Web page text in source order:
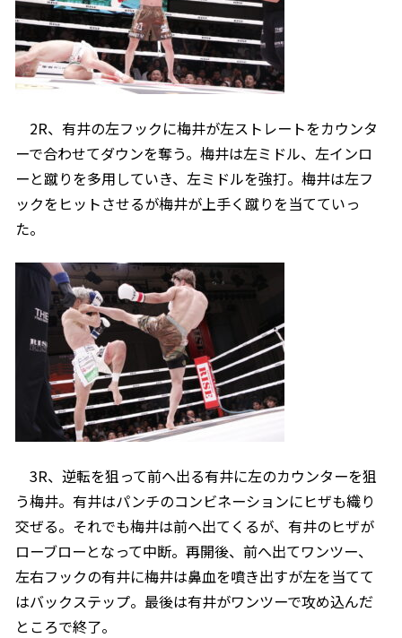
2R、有井の左フックに梅井が左ストレートをカウンタ
ーで合わせてダウンを奪う。梅井は左ミドル、左インロ
ーと蹴りを多用していき、左ミドルを強打。梅井は左フ
ックをヒットさせるが梅井が上手く蹴りを当てていっ
た。
3R、逆転を狙って前へ出る有井に左のカウンターを狙
う梅井。有井はパンチのコンビネーションにヒザも織り
交ぜる。それでも梅井は前へ出てくるが、有井のヒザが
ローブローとなって中断。再開後、前へ出てワンツー、
左右フックの有井に梅井は鼻血を噴き出すが左を当てて
はバックステップ。最後は有井がワンツーで攻め込んだ
ところで終了。